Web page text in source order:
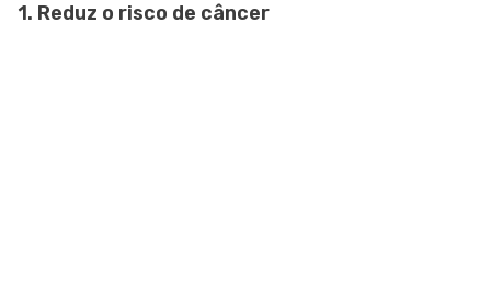
1. Reduz o risco de câncer